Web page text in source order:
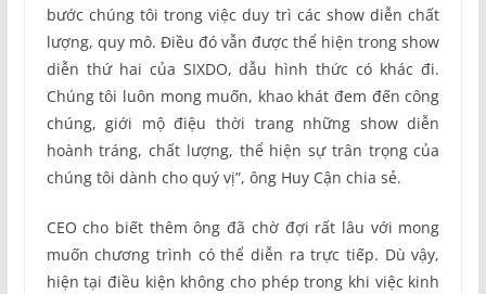
bước chúng tôi trong việc duy trì các show diễn chất
lượng, quy mô. Điều đó vẫn được thể hiện trong show
diễn thứ hai của SIXDO, dẫu hình thức có khác đi.
Chúng tôi luôn mong muốn, khao khát đem đến công
chúng, giới mộ điệu thời trang những show diễn
hoành tráng, chất lượng, thể hiện sự trân trọng của
chúng tôi dành cho quý vị”, ông Huy Cận chia sẻ.
CEO cho biết thêm ông đã chờ đợi rất lâu với mong
muốn chương trình có thể diễn ra trực tiếp. Dù vậy,
hiện tại điều kiện không cho phép trong khi việc kinh